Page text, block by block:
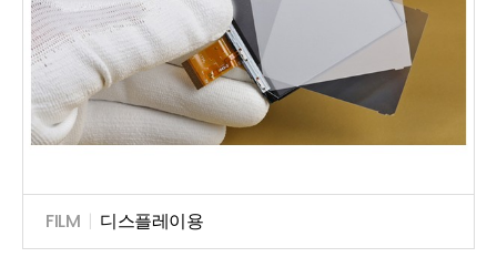
FILM | 디스플레이용